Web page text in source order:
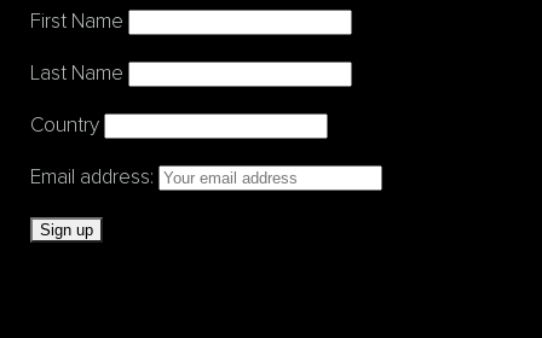
First Name
Last Name
Country
Email address: